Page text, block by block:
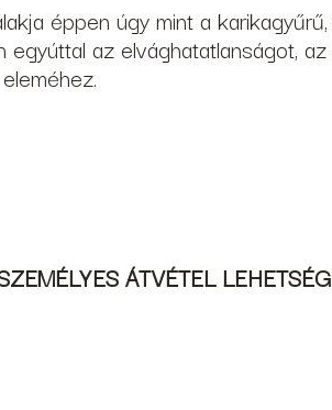
éppen úgy mint a
az elvághatatlanságot,
ÁTVÉTEL